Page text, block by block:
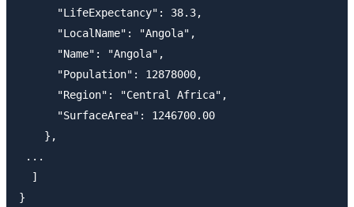
      "LifeExpectancy": 38.3,
      "LocalName": "Angola",
      "Name": "Angola",
      "Population": 12878000,
      "Region": "Central Africa",
      "SurfaceArea": 1246700.00
    },
...
  ]